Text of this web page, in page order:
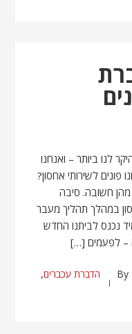
לנו ביותר – ואנחנו
לשירותי אחסון?
חשובה. סיבה
במהלך תהליך מעבר
נכנס לביתנו החדש
– לפעמים […]
By הדברת עכברים,